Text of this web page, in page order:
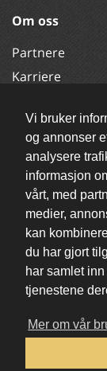
Vi bruker
og annonser
analysere
informasjon
vårt, med
medier,
kan
du har gjort
har samlet
tjenestene
Mer om vår
Om oss
Partnere
Karriere
FAQ
Kontakt oss